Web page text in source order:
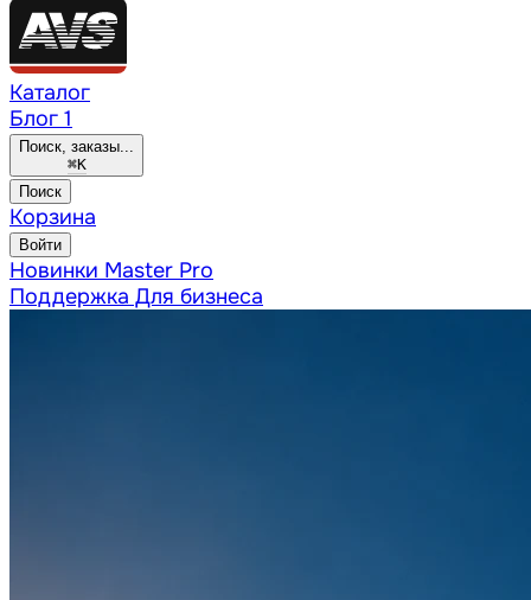
Каталог
Блог 1
Поиск, заказы...
⌘K
Поиск
Корзина
Войти
Новинки Master Pro
Поддержка Для бизнеса